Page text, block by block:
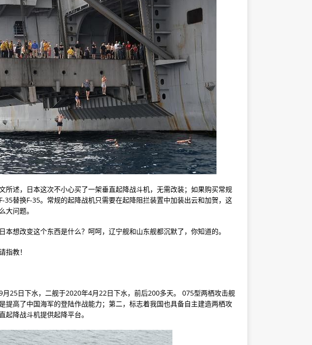
所述，日本这次不小心买了一架垂直起降战斗机，无需改装；如果购买常规
35替换F-35。常规的起降战机只需要在起降阻拦装置中加装出云和加贺，这
大问题。
本想改变这个东西是什么？呵呵，辽宁舰和山东舰都沉默了，你知道的。
指教！
25日下水，二舰于2020年4月22日下水，前后200多天。 075型两栖攻击舰
提高了中国海军的登陆作战能力；第二，标志着我国也具备自主建造两栖攻
起降战斗机提供起降平台。